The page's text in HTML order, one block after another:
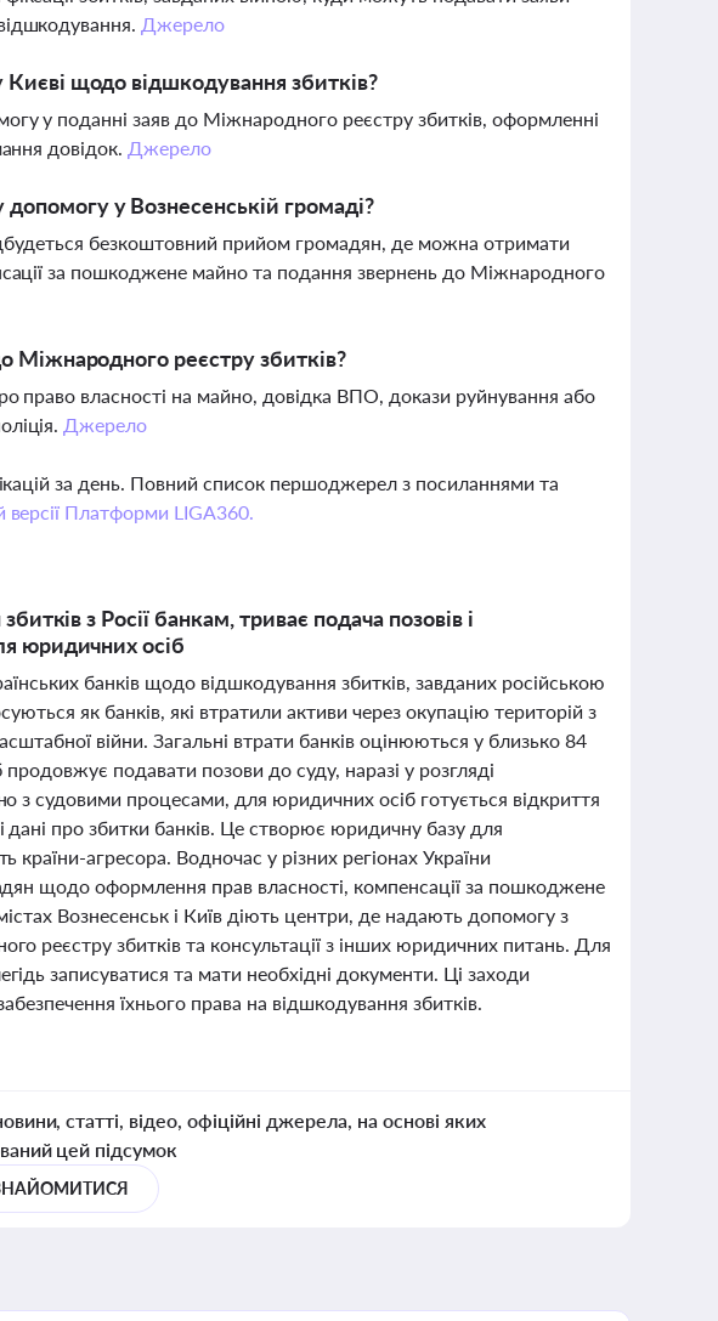
Джерело
щодо відшкодування збитків?
у поданні заяв до Міжнародного реєстру збитків, оформленні
довідок. Джерело
у Вознесенській громаді?
безкоштовний прийом громадян, де можна отримати
за пошкоджене майно та подання звернень до Міжнародного
Міжнародного реєстру збитків?
право власності на майно, довідка ВПО, докази руйнування або
Джерело
за день. Повний список першоджерел з посиланнями та
версії Платформи LIGA360.
з Росії банкам, триває подача позовів і
юридичних осіб
банків щодо відшкодування збитків, завданих російською
як банків, які втратили активи через окупацію територій з
війни. Загальні втрати банків оцінюються у близько 84
подавати позови до суду, наразі у розгляді
з судовими процесами, для юридичних осіб готується відкриття
про збитки банків. Це створює юридичну базу для
країни-агресора. Водночас у різних регіонах України
щодо оформлення прав власності, компенсації за пошкоджене
Вознесенськ і Київ діють центри, де надають допомогу з
реєстру збитків та консультації з інших юридичних питань. Для
записуватися та мати необхідні документи. Ці заходи
їхнього права на відшкодування збитків.
статті, відео, офіційні джерела, на основі яких
цей підсумок